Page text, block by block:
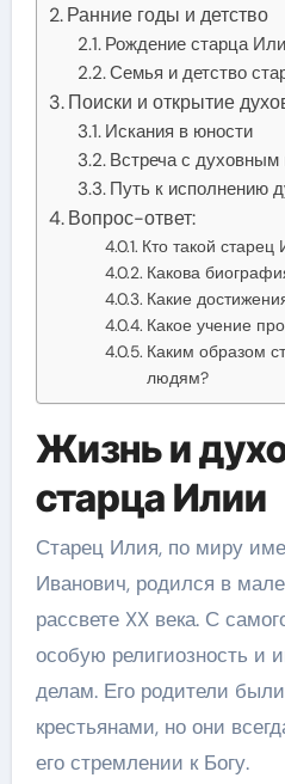
Ранние годы и детство
Рождение старца
Семья и детство
Поиски и открытие
Искания в юности
Встреча с духовным
Путь к исполнению
Вопрос-ответ:
Кто такой старец
Какова
Какие
Какое учение
Каким образом
людям?
Жизнь и
старца Илии
Старец Илия, по миру
Иванович, родился в
рассвете XX века. С
особую религиозность и
делам. Его родители
крестьянами, но они
его стремлении к Богу.